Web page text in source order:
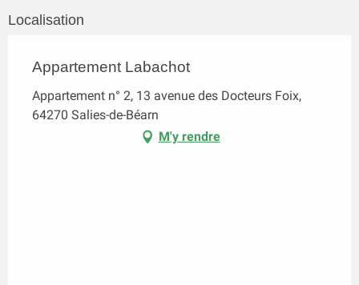
Localisation
Appartement Labachot
Appartement n° 2, 13 avenue des Docteurs Foix,
64270 Salies-de-Béarn
M'y rendre